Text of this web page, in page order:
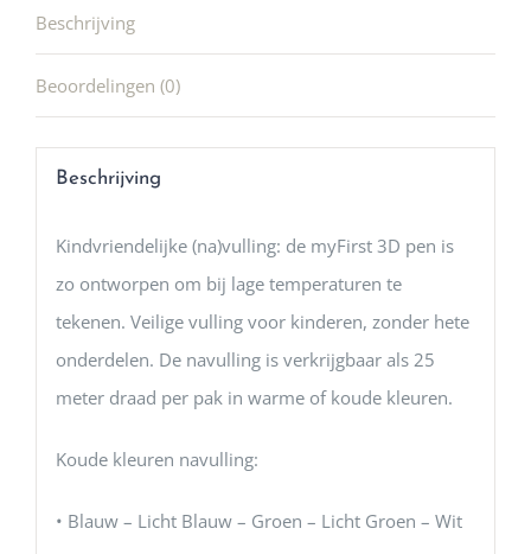
Beschrijving
Beoordelingen (0)
Beschrijving
Kindvriendelijke (na)vulling: de myFirst 3D pen is
zo ontworpen om bij lage temperaturen te
tekenen. Veilige vulling voor kinderen, zonder hete
onderdelen. De navulling is verkrijgbaar als 25
meter draad per pak in warme of koude kleuren.
Koude kleuren navulling:
• Blauw – Licht Blauw – Groen – Licht Groen – Wit